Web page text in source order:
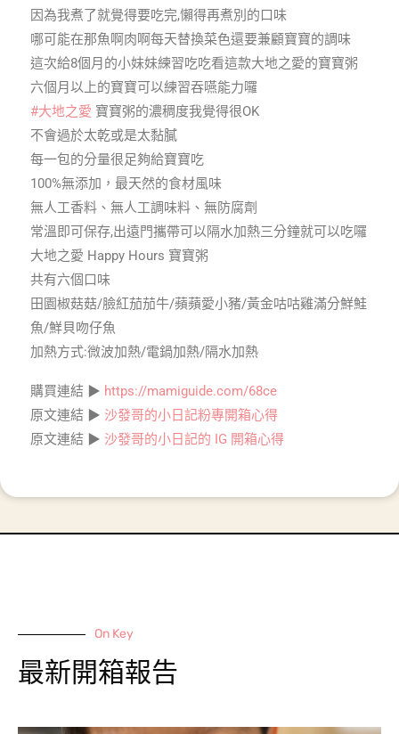
因為我煮了就覺得要吃完,懶得再煮別的口味
哪可能在那魚啊肉啊每天替換菜色還要兼顧寶寶的調味
這次給8個月的小妹妹練習吃吃看這款大地之愛的寶寶粥
六個月以上的寶寶可以練習吞嚥能力囉
#大地之愛 寶寶粥的濃稠度我覺得很OK
不會過於太乾或是太黏膩
每一包的分量很足夠給寶寶吃
100%無添加，最天然的食材風味
無人工香料、無人工調味料、無防腐劑
常溫即可保存,出遠門攜帶可以隔水加熱三分鐘就可以吃囉
大地之愛 Happy Hours 寶寶粥
共有六個口味
田園椒菇菇/臉紅茄茄牛/蘋蘋愛小豬/黃金咕咕雞滿分鮮鮭
魚/鮮貝吻仔魚
加熱方式:微波加熱/電鍋加熱/隔水加熱
購買連結 ▶ https://mamiguide.com/68ce
原文連結 ▶ 沙發哥的小日記粉專開箱心得
原文連結 ▶ 沙發哥的小日記的 IG 開箱心得
On Key
最新開箱報告